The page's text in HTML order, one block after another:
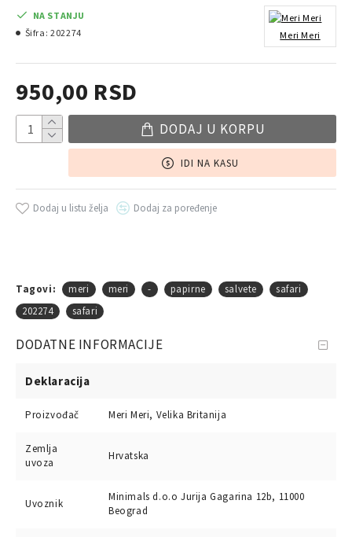
950,00 RSD
NA STANJU
Šifra: 202274 Meri Meri
DODAJ U KORPU
IDI NA KASU
Dodaj u listu želja Dodaj za poređenje
Tagovi: meri meri - papirne salvete
safari
202274
safari
DODATNE INFORMACIJE
Deklaracija
Proizvođač Meri Meri, Velika Britanija
Zemlja
uvoza
Hrvatska
Uvoznik
Minimals d.o.o Jurija Gagarina 12b, 11000
Beograd